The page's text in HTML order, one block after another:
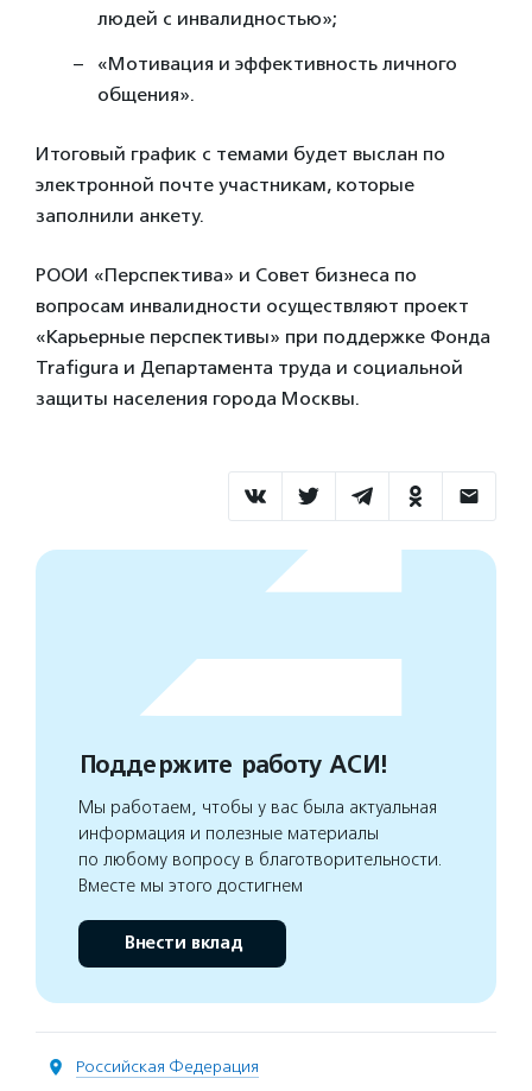
людей с инвалидностью»;
«Мотивация и эффективность личного
общения».
Итоговый график с темами будет выслан по
электронной почте участникам, которые
заполнили анкету.
РООИ «Перспектива» и Совет бизнеса по
вопросам инвалидности осуществляют проект
«Карьерные перспективы» при поддержке Фонда
Trafigura и Департамента труда и социальной
защиты населения города Москвы.
Поддержите работу АСИ!
Мы работаем, чтобы у вас была актуальная
информация и полезные материалы
по любому вопросу в благотворительности.
Вместе мы этого достигнем
Внести вклад
Российская Федерация